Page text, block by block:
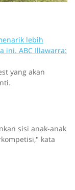
lebih
ini. ABC Illawarra:
yang akan
sisi anak-anak
kata